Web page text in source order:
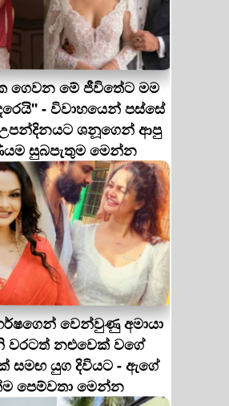
ගෙවන මේ ජීවිතේට මම
- විවාහයෙන් පස්සේ
ශනූගෙන් ආපු
සුබපැතුම මෙන්න
වෙන්වුණු අමායා
වරටත් නළුවෙක් වගේ
සමඟ යුග දිවියට - ඇගේ
පෙම්වතා මෙන්න